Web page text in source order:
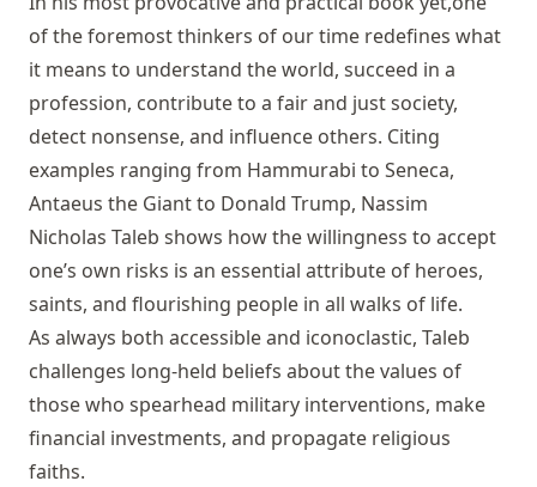
of the foremost thinkers of our time redefines what
it means to understand the world, succeed in a
profession, contribute to a fair and just society,
detect nonsense, and influence others. Citing
examples ranging from Hammurabi to Seneca,
Antaeus the Giant to Donald Trump, Nassim
Nicholas Taleb shows how the willingness to accept
one’s own risks is an essential attribute of heroes,
saints, and flourishing people in all walks of life.
As always both accessible and iconoclastic, Taleb
challenges long-held beliefs about the values of
those who spearhead military interventions, make
financial investments, and propagate religious
faiths.